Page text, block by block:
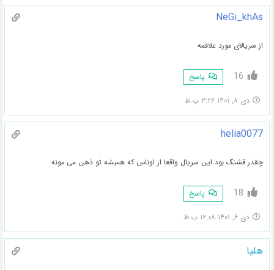
NeGi_khAs
از سریالای مورد علاقمه
16 پاسخ
دی ۸, ۱۴۰۱ ۳:۲۶ ب.ظ
helia0077
چقدر قشنگ بود این سریال واقعا از اوناس که همیشه تو ذهن می مونه
18 پاسخ
دی ۶, ۱۴۰۱ ۱۲:۰۸ ب.ظ
هلیا